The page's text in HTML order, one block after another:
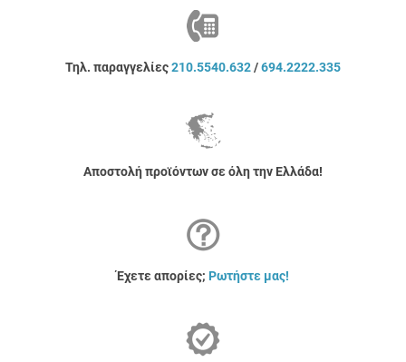
Τηλ. παραγγελίες210.5540.632/694.2222.335
Αποστολή προϊόντων σε όλη την Ελλάδα!
Έχετε απορίες; Ρωτήστε μας!